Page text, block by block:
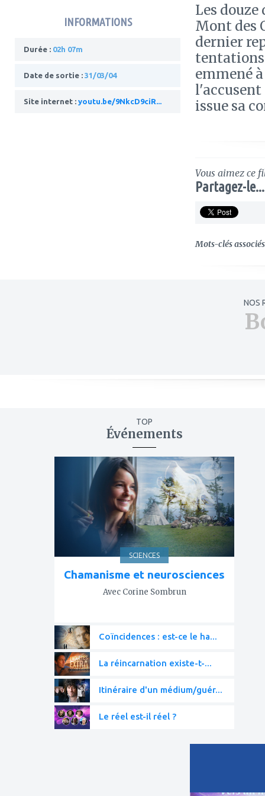
INFORMATIONS
Durée : 02h 07m
Date de sortie : 31/03/04
Site internet : youtu.be/9NkcD9ciR...
Les douze
Mont des
dernier
tentations
emmené
l'accusent
issue sa
Vous aimez ce
Partagez-le...
Mots-clés
NOS
TOP
Événements
favoris
SCIENCES
Chamanisme et neurosciences
Avec Corine Sombrun
Coïncidences : est-ce le ha...
La réincarnation existe-t-...
Itinéraire d'un médium/guér...
Le réel est-il réel ?